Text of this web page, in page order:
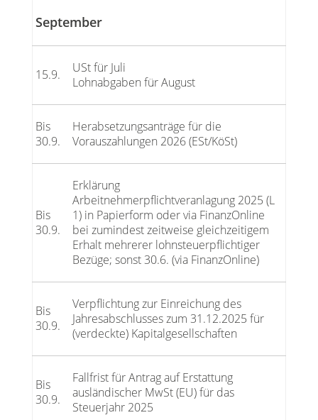
September
15.9.
USt für Juli
Lohnabgaben für August
Bis
30.9.
Herabsetzungsanträge für die
Vorauszahlungen 2026 (ESt/KöSt)
Bis
30.9.
Erklärung
Arbeitnehmerpflichtveranlagung 2025 (L
1) in Papierform oder via FinanzOnline
bei zumindest zeitweise gleichzeitigem
Erhalt mehrerer lohnsteuerpflichtiger
Bezüge; sonst 30.6. (via FinanzOnline)
Bis
30.9.
Verpflichtung zur Einreichung des
Jahresabschlusses zum 31.12.2025 für
(verdeckte) Kapitalgesellschaften
Bis
30.9.
Fallfrist für Antrag auf Erstattung
ausländischer MwSt (EU) für das
Steuerjahr 2025